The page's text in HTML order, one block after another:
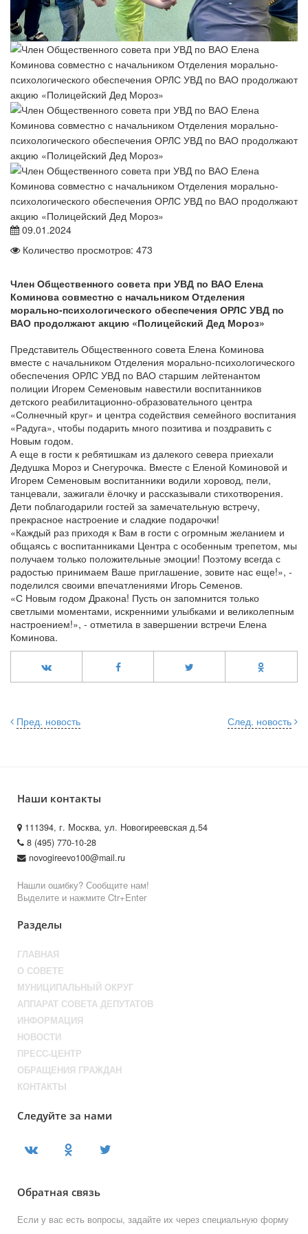
09.01.2024
Количество просмотров: 473
Член Общественного совета при УВД по ВАО Елена
Коминова совместно с начальником Отделения
морально-психологического обеспечения ОРЛС УВД по
ВАО продолжают акцию «Полицейский Дед Мороз»
Представитель Общественного совета Елена Коминова
вместе с начальником Отделения морально-психологического
обеспечения ОРЛС УВД по ВАО старшим лейтенантом
полиции Игорем Семеновым навестили воспитанников
детского реабилитационно-образовательного центра
«Солнечный круг» и центра содействия семейного воспитания
«Радуга», чтобы подарить много позитива и поздравить с
Новым годом.
А еще в гости к ребятишкам из далекого севера приехали
Дедушка Мороз и Снегурочка. Вместе с Еленой Коминовой и
Игорем Семеновым воспитанники водили хоровод, пели,
танцевали, зажигали ёлочку и рассказывали стихотворения.
Дети поблагодарили гостей за замечательную встречу,
прекрасное настроение и сладкие подарочки!
«Каждый раз приходя к Вам в гости с огромным желанием и
общаясь с воспитанниками Центра с особенным трепетом, мы
получаем только положительные эмоции! Поэтому всегда с
радостью принимаем Ваше приглашение, зовите нас еще!», -
поделился своими впечатлениями Игорь Семенов.
«С Новым годом Дракона! Пусть он запомнится только
светлыми моментами, искренними улыбками и великолепным
настроением!», - отметила в завершении встречи Елена
Коминова.
След. новость
Пред. новость
Наши контакты
111394, г. Москва, ул. Новогиреевская д.54
8 (495) 770-10-28
novogireevo100@mail.ru
Нашли ошибку? Сообщите нам!
Выделите и нажмите Ctr+Enter
Разделы
ГЛАВНАЯ
О СОВЕТЕ
МУНИЦИПАЛЬНЫЙ ОКРУГ
АППАРАТ СОВЕТА ДЕПУТАТОВ
ИНФОРМАЦИЯ
НОВОСТИ
ПРЕСС-ЦЕНТР
ОБРАЩЕНИЯ ГРАЖДАН
КОНТАКТЫ
Следуйте за нами
Обратная связь
Если у вас есть вопросы, задайте их через специальную форму